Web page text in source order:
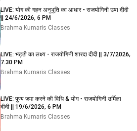
LIVE: योग की गहन अनुभूति का आधार - राजयोगिनी उषा दीदी
|| 24/6/2026, 6 PM
Brahma Kumaris Classes
LIVE: भट्ठी का लक्ष्य - राजयोगिनी शारदा दीदी || 3/7/2026,
7.30 PM
Brahma Kumaris Classes
LIVE: पुण्य जमा करने की विधि & योग - राजयोगिनी उर्मिला
दीदी || 19/6/2026, 6 PM
Brahma Kumaris Classes